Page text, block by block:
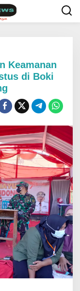
Keamanan
di Boki